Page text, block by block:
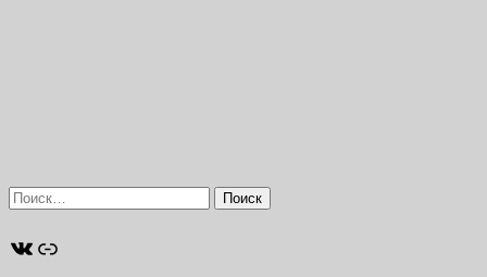
Найти:
ВКонтакте
Ссылка